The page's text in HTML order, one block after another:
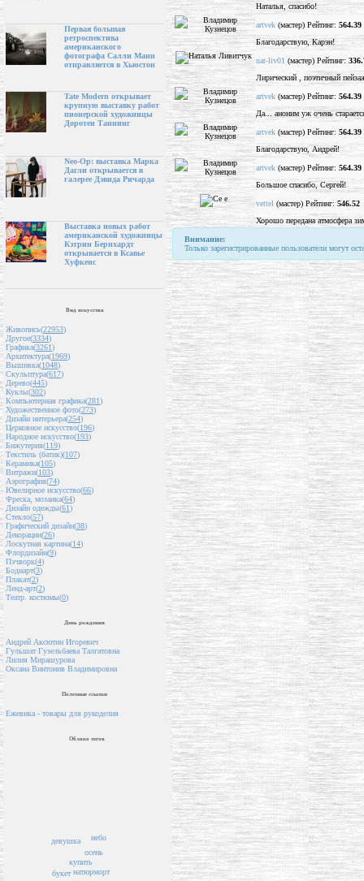
Первая большая
ретроспектива
американского
фотографа Салли Манн
отправляется в Хьюстон
Tate Modern открывает
крупную выставку работ
пионерской художницы
Доротеи Таннинг
Neo-Op: выставка Марка
Дагли открывается в
галерее Дэвида Ричарда
Выставка новых работ
американской художницы
Кэтрин Бернхардт
открывается в Ксавье
Хуфкенс
Вид искусства
Живопись(22953)
Другое(3334)
Графика(3261)
Архитектура(1969)
Вышивка(1048)
Скульптура(617)
Дерево(445)
Куклы(302)
Компьютерная графика(281)
Художественное фото(273)
Дизайн интерьера(254)
Церковное искусство(196)
Народное искусство(193)
Бижутерия(119)
Текстиль (батик)(107)
Керамика(105)
Витражи(103)
Аэрография(74)
Ювелирное искусство(66)
Фреска, мозаика(64)
Дизайн одежды(61)
Стекло(57)
Графический дизайн(38)
Декорации(26)
Лоскутная картина(14)
Флордизайн(9)
Пэчворк(4)
Бодиарт(3)
Плакат(2)
Ленд-арт(2)
Театр. костюмы(0)
День рождения
Андрей Аксютин Игоревич
Гульшат Гузельбаева Талгатовна
Лилия Мирашурова
Оксана Винтонив Владимировна
Полезные ссылки
Ежевика - товары для рукоделия
Облако тегов
натюрморт
купить
осень
букет
небо
девушка
Наталья, спасибо!
artvek (мастер) Рейтинг: 564.39
Благодарствую, Карэн!
nat-liv01 (мастер) Рейтинг:
Лирический , поэтичный
artvek (мастер) Рейтинг: 564.39
Да... аноним уж очень
artvek (мастер) Рейтинг: 564.39
Благодарствую, Андрей!
artvek (мастер) Рейтинг: 564.39
Большое спасибо, Сергей!
vettel (мастер) Рейтинг: 546.52
Хорошо передана атмосфера
Внимание:
Только зарегистрированные пользователи могут